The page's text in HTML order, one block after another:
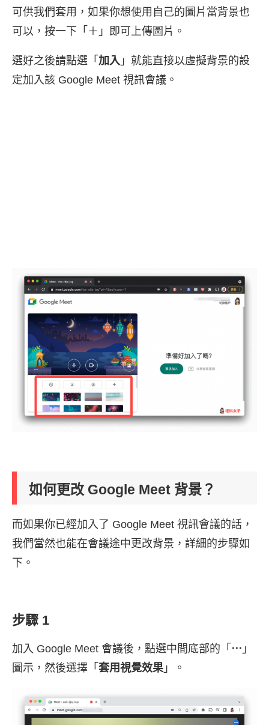
可供我們套用，如果你想使用自己的圖片當背景也
可以，按一下「＋」即可上傳圖片。
選好之後請點選「 加入 」就能直接以虛擬背景的設
定加入該 Google Meet 視訊會議。
如何更改 Google Meet 背景？
而如果你已經加入了 Google Meet 視訊會議的話，
我們當然也能在會議途中更改背景，詳細的步驟如
下。
步驟 1
加入 Google Meet 會議後，點選中間底部的「 ⋯ 」
圖示，然後選擇「 套用視覺效果 」。